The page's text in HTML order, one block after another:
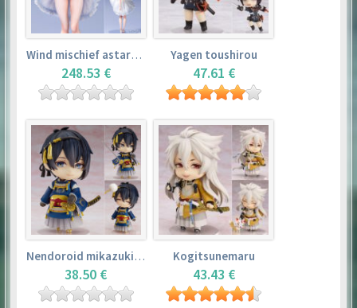
Wind mischief astarotte
248.53 €
Yagen toushirou
47.61 €
Nendoroid mikazuki munechika
38.50 €
Kogitsunemaru
43.43 €